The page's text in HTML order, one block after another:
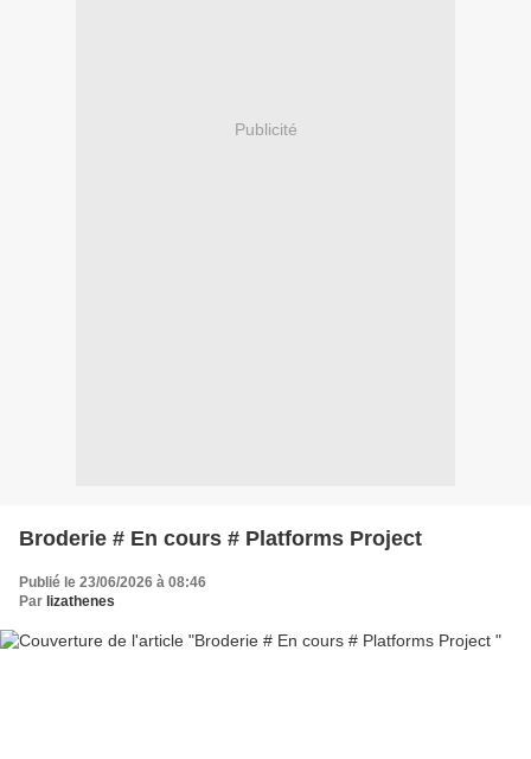
Publicité
Broderie # En cours # Platforms Project
Publié le 23/06/2026 à 08:46
Par lizathenes